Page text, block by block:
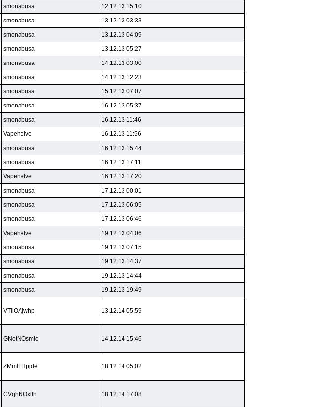
smonabusa 12.12.13 15:10
smonabusa 13.12.13 03:33
smonabusa 13.12.13 04:09
smonabusa 13.12.13 05:27
smonabusa 14.12.13 03:00
smonabusa 14.12.13 12:23
smonabusa 15.12.13 07:07
smonabusa 16.12.13 05:37
smonabusa 16.12.13 11:46
Vapehelve 16.12.13 11:56
smonabusa 16.12.13 15:44
smonabusa 16.12.13 17:11
Vapehelve 16.12.13 17:20
smonabusa 17.12.13 00:01
smonabusa 17.12.13 06:05
smonabusa 17.12.13 06:46
Vapehelve 19.12.13 04:06
smonabusa 19.12.13 07:15
smonabusa 19.12.13 14:37
smonabusa 19.12.13 14:44
smonabusa 19.12.13 19:49
VTilOAjwhp 13.12.14 05:59
GNotNOsmlc 14.12.14 15:46
ZMmlFHpjde 18.12.14 05:02
CVqhNOxllh 18.12.14 17:08